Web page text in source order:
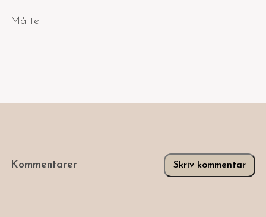
Måtte
Kommentarer Skriv kommentar